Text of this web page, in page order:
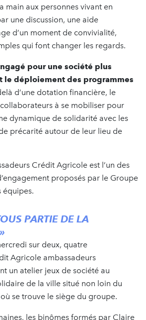
main aux personnes vivant en
une discussion, une aide
d’un moment de convivialité,
qui font changer les regards.
pour une société plus
le déploiement des programmes
d’une dotation financière, le
à se mobiliser pour
dynamique de solidarité avec les
précarité autour de leur lieu de
Crédit Agricole est l’un des
proposés par le Groupe
équipes.
PARTIE DE LA
sur deux, quatre
Agricole ambassadeurs
un atelier jeux de société au
de la ville situé non loin du
se trouve le siège du groupe.
les binômes formés par Claire